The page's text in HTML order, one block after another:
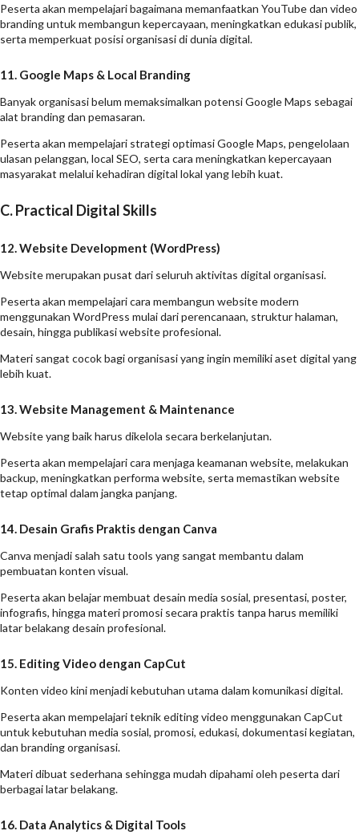
Peserta akan mempelajari bagaimana memanfaatkan YouTube dan video
branding untuk membangun kepercayaan, meningkatkan edukasi publik,
serta memperkuat posisi organisasi di dunia digital.
11. Google Maps & Local Branding
Banyak organisasi belum memaksimalkan potensi Google Maps sebagai
alat branding dan pemasaran.
Peserta akan mempelajari strategi optimasi Google Maps, pengelolaan
ulasan pelanggan, local SEO, serta cara meningkatkan kepercayaan
masyarakat melalui kehadiran digital lokal yang lebih kuat.
C. Practical Digital Skills
12. Website Development (WordPress)
Website merupakan pusat dari seluruh aktivitas digital organisasi.
Peserta akan mempelajari cara membangun website modern
menggunakan WordPress mulai dari perencanaan, struktur halaman,
desain, hingga publikasi website profesional.
Materi sangat cocok bagi organisasi yang ingin memiliki aset digital yang
lebih kuat.
13. Website Management & Maintenance
Website yang baik harus dikelola secara berkelanjutan.
Peserta akan mempelajari cara menjaga keamanan website, melakukan
backup, meningkatkan performa website, serta memastikan website
tetap optimal dalam jangka panjang.
14. Desain Grafis Praktis dengan Canva
Canva menjadi salah satu tools yang sangat membantu dalam
pembuatan konten visual.
Peserta akan belajar membuat desain media sosial, presentasi, poster,
infografis, hingga materi promosi secara praktis tanpa harus memiliki
latar belakang desain profesional.
15. Editing Video dengan CapCut
Konten video kini menjadi kebutuhan utama dalam komunikasi digital.
Peserta akan mempelajari teknik editing video menggunakan CapCut
untuk kebutuhan media sosial, promosi, edukasi, dokumentasi kegiatan,
dan branding organisasi.
Materi dibuat sederhana sehingga mudah dipahami oleh peserta dari
berbagai latar belakang.
16. Data Analytics & Digital Tools